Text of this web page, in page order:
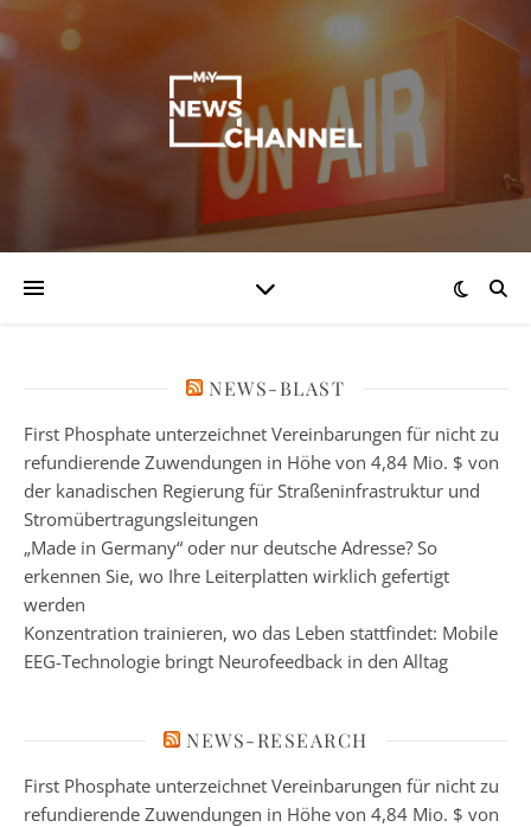
NEWS-BLAST
First Phosphate unterzeichnet Vereinbarungen für nicht zu
refundierende Zuwendungen in Höhe von 4,84 Mio. $ von
der kanadischen Regierung für Straßeninfrastruktur und
Stromübertragungsleitungen
„Made in Germany“ oder nur deutsche Adresse? So
erkennen Sie, wo Ihre Leiterplatten wirklich gefertigt
werden
Konzentration trainieren, wo das Leben stattfindet: Mobile
EEG-Technologie bringt Neurofeedback in den Alltag
NEWS-RESEARCH
First Phosphate unterzeichnet Vereinbarungen für nicht zu
refundierende Zuwendungen in Höhe von 4,84 Mio. $ von